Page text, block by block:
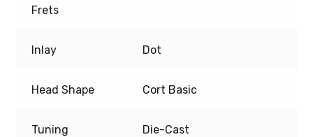
Frets
Inlay Dot
Head Shape Cort Basic
Tuning
Die-Cast